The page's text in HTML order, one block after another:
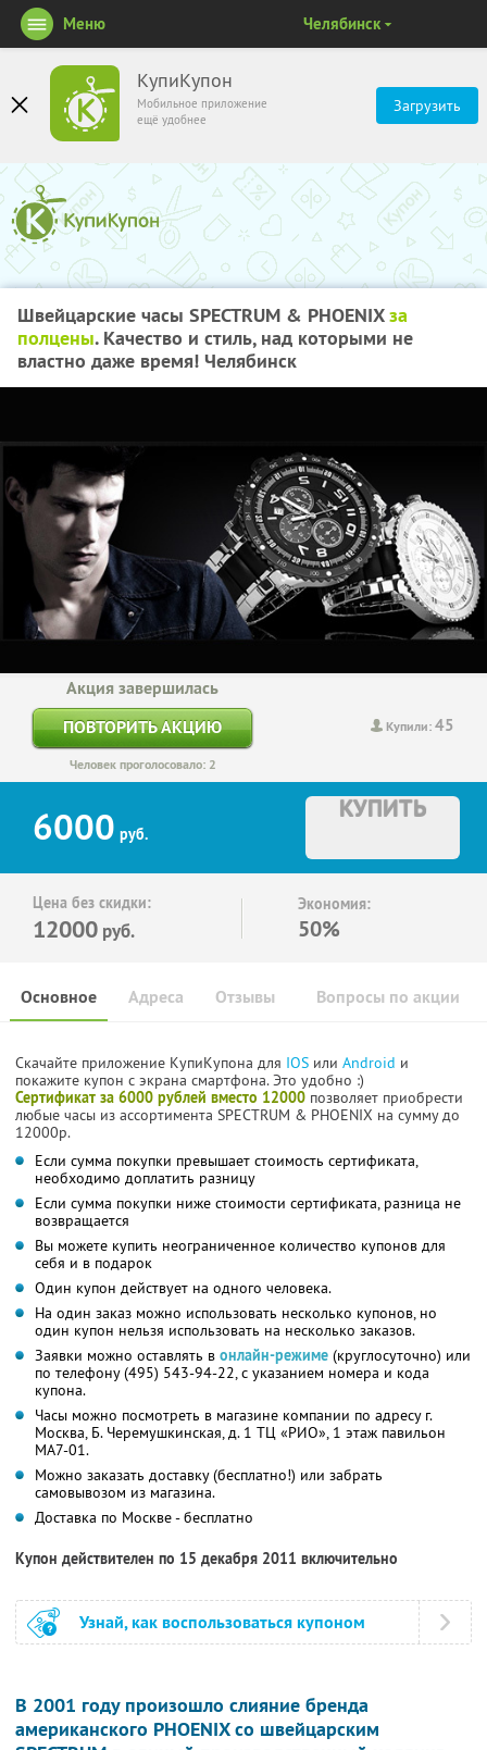
КупиКупон
Мобильное приложение
ещё удобнее
Загрузить
Меню Челябинск
Швейцарские часы SPECTRUM & PHOENIXза
полцены. Качество и стиль, над которыми не
властно даже время! Челябинск
Купили:45
Акция завершилась
ПОВТОРИТЬ АКЦИЮ
Человек проголосовало: 2
6000 руб.
КУПИТЬ
Цена без скидки:
12000 руб.
Экономия:
50%
Основное Отзывы Вопросы по акции
Адреса
Скачайте приложение КупиКупона для IOS или Android и
покажите купон с экрана смартфона. Это удобно :)
Сертификат за 6000 рублей вместо 12000 позволяет приобрести
любые часы из ассортимента SPECTRUM & PHOENIX на сумму до
12000р.
Если сумма покупки превышает стоимость сертификата,
необходимо доплатить разницу
Если сумма покупки ниже стоимости сертификата, разница не
возвращается
Вы можете купить неограниченное количество купонов для
себя и в подарок
Один купон действует на одного человека.
На один заказ можно использовать несколько купонов, но
один купон нельзя использовать на несколько заказов.
Заявки можно оставлять в онлайн-режиме (круглосуточно) или
по телефону (495) 543-94-22, с указанием номера и кода
купона.
Часы можно посмотреть в магазине компании по адресу г.
Москва, Б. Черемушкинская, д. 1 ТЦ «РИО», 1 этаж павильон
МА7-01.
Можно заказать доставку (бесплатно!) или забрать
самовывозом из магазина.
Доставка по Москве - бесплатно
Купон действителен по 15 декабря 2011 включительно
Узнай, как воспользоваться купоном
В 2001 году произошло слияние бренда
американского PHOENIX со швейцарским